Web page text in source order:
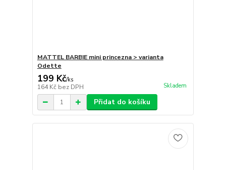
MATTEL BARBIE mini princezna > varianta
Odette
199 Kč/ks
164 Kč bez DPH Skladem
Přidat do košíku